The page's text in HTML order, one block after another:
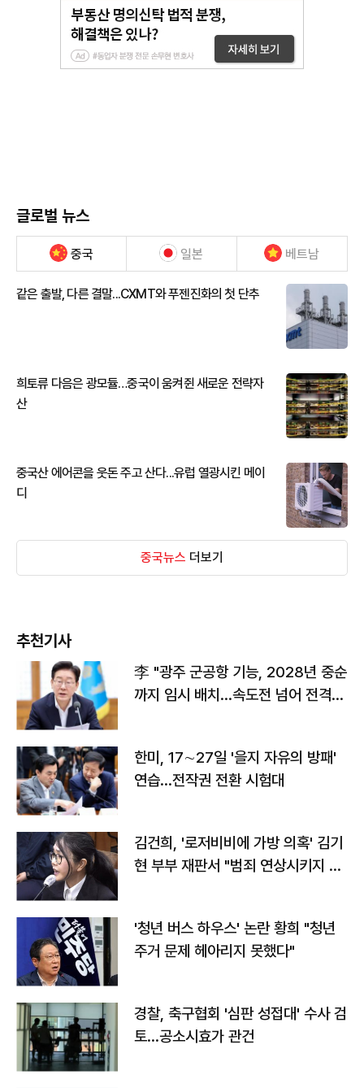
글로벌 뉴스
중국 일본 베트남
같은 출발, 다른 결말...CXMT와 푸젠진화의 첫 단추
희토류 다음은 광모듈…중국이 움켜쥔 새로운 전략자
산
중국산 에어콘을 웃돈 주고 산다...유럽 열광시킨 메이
디
중국뉴스 더보기
추천기사
李 "광주 군공항 기능, 2028년 중순
까지 임시 배치…속도전 넘어 전격
한미, 17∼27일 '을지 자유의 방패'
연습…전작권 전환 시험대
김건희, '로저비비에 가방 의혹' 김기
현 부부 재판서 "범죄 연상시키지 말
'청년 버스 하우스' 논란 황희 "청년
주거 문제 헤아리지 못했다"
경찰, 축구협회 '심판 성접대' 수사 검
토…공소시효가 관건